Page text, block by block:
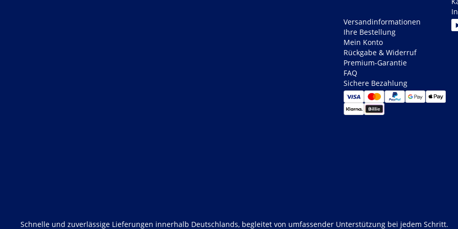
Versandinformationen
Ihre Bestellung
Mein Konto
Rückgabe & Widerruf
Premium-Garantie
FAQ
Sichere Bezahlung
Schnelle und zuverlässige Lieferungen innerhalb Deutschlands, begleitet von umfassender Unterstützung bei jedem Schritt.